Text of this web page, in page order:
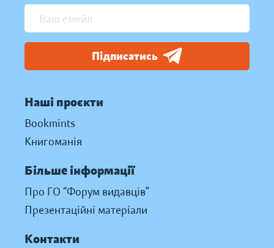
Підписатись
Наші проєкти
Bookmints
Книгоманія
Більше інформації
Про ГО “Форум видавців”
Презентаційні матеріали
Контакти